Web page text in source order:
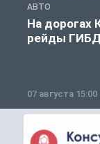
АВТО
На дорогах
рейды
07 августа 15:00